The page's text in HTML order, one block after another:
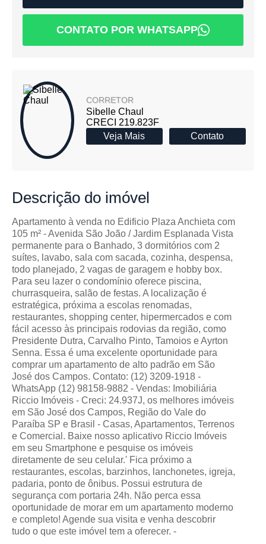
CONTATO POR WHATSAPP
CORRETOR
Sibelle Chaul
CRECI 219.823F
Veja Mais
Contato
Descrição do imóvel
Apartamento à venda no Edificio Plaza Anchieta com
105 m² - Avenida São João / Jardim Esplanada Vista
permanente para o Banhado, 3 dormitórios com 2
suítes, lavabo, sala com sacada, cozinha, despensa,
todo planejado, 2 vagas de garagem e hobby box.
Para seu lazer o condomínio oferece piscina,
churrasqueira, salão de festas. A localização é
estratégica, próxima a escolas renomadas,
restaurantes, shopping center, hipermercados e com
fácil acesso às principais rodovias da região, como
Presidente Dutra, Carvalho Pinto, Tamoios e Ayrton
Senna. Essa é uma excelente oportunidade para
comprar um apartamento de alto padrão em São
José dos Campos. Contato: (12) 3209-1918 -
WhatsApp (12) 98158-9882 - Vendas: Imobiliária
Riccio Imóveis - Creci: 24.937J, os melhores imóveis
em São José dos Campos, Região do Vale do
Paraíba SP e Brasil - Casas, Apartamentos, Terrenos
e Comercial. Baixe nosso aplicativo Riccio Imóveis
em seu Smartphone e pesquise os imóveis
diretamente de seu celular.' Fica próximo a
restaurantes, escolas, barzinhos, lanchonetes, igreja,
padaria, ponto de ônibus. Possui estrutura de
segurança com portaria 24h. Não perca essa
oportunidade de morar em um apartamento moderno
e completo! Agende sua visita e venha descobrir
tudo o que este imóvel tem a oferecer. -